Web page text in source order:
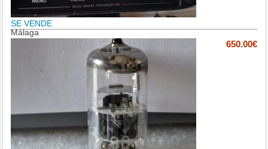
SE VENDE
Málaga
650.00€